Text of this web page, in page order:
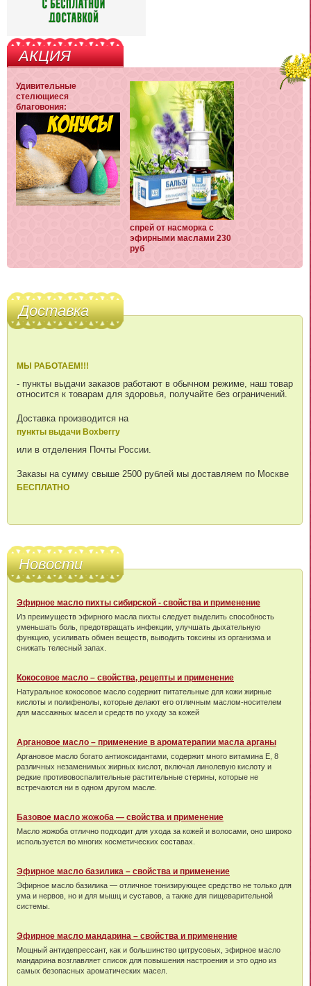
АКЦИЯ
Удивительные
стелющиеся
благовония:
спрей от насморка с
эфирными маслами 230
руб
Доставка
МЫ РАБОТАЕМ!!!
- пункты выдачи заказов работают в обычном режиме, наш товар
относится к товарам для здоровья, получайте без ограничений.
Доставка производится на
пункты выдачи Boxberry
или в отделения Почты России.
Заказы на сумму свыше 2500 рублей мы доставляем по Москве
БЕСПЛАТНО
Новости
Эфирное масло пихты сибирской - свойства и применение
Из преимуществ эфирного масла пихты следует выделить способность
уменьшать боль, предотвращать инфекции, улучшать дыхательную
функцию, усиливать обмен веществ, выводить токсины из организма и
снижать телесный запах.
Кокосовое масло – свойства, рецепты и применение
Натуральное кокосовое масло содержит питательные для кожи жирные
кислоты и полифенолы, которые делают его отличным маслом-носителем
для массажных масел и средств по уходу за кожей
Аргановое масло – применение в ароматерапии масла арганы
Аргановое масло богато антиоксидантами, содержит много витамина Е, 8
различных незаменимых жирных кислот, включая линолевую кислоту и
редкие противовоспалительные растительные стерины, которые не
встречаются ни в одном другом масле.
Базовое масло жожоба — свойства и применение
Масло жожоба отлично подходит для ухода за кожей и волосами, оно широко
используется во многих косметических составах.
Эфирное масло базилика – свойства и применение
Эфирное масло базилика — отличное тонизирующее средство не только для
ума и нервов, но и для мышц и суставов, а также для пищеварительной
системы.
Эфирное масло мандарина – свойства и применение
Мощный антидепрессант, как и большинство цитрусовых, эфирное масло
мандарина возглавляет список для повышения настроения и это одно из
самых безопасных ароматических масел.